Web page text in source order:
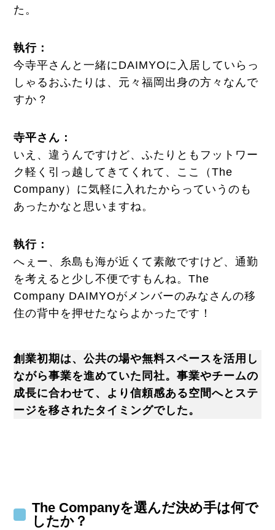
た。
執行 ：
今寺平さんと一緒にDAIMYOに入居していらっ
しゃるおふたりは、元々福岡出身の方々なんで
すか？
寺平さん：
いえ、違うんですけど、ふたりともフットワー
ク軽く引っ越してきてくれて、ここ（The
Company）に気軽に入れたからっていうのも
あったかなと思いますね。
執行 ：
へぇー、糸島も海が近くて素敵ですけど、通勤
を考えると少し不便ですもんね。The
Company DAIMYOがメンバーのみなさんの移
住の背中を押せたならよかったです！
創業初期は、公共の場や無料スペースを活用し
ながら事業を進めていた同社。事業やチームの
成長に合わせて、より信頼感ある空間へとステ
ージを移されたタイミングでした。
The Companyを選んだ決め手は何で
したか？